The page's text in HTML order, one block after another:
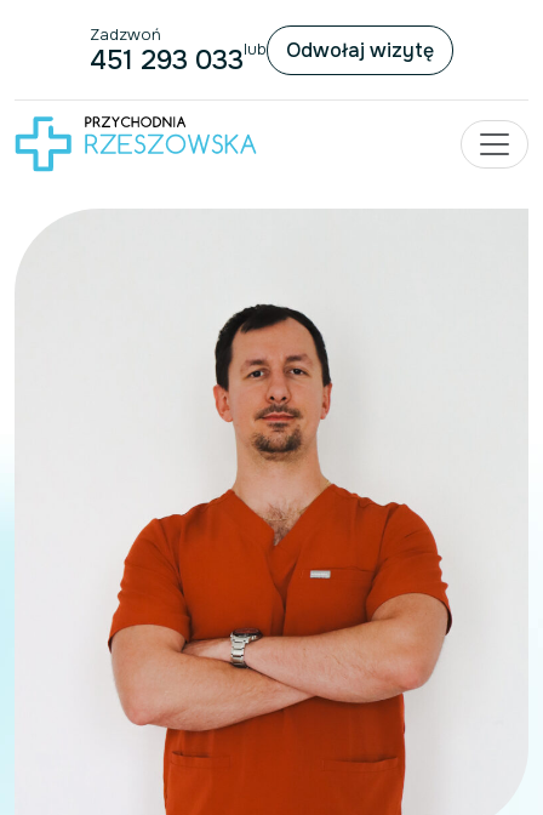
Przejdź do treści
Zadzwoń
451 293 033lub Odwołaj wizytę